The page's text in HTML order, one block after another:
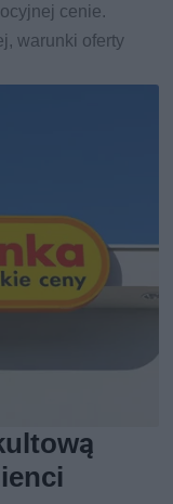
cenie.
warunki oferty